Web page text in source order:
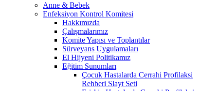
Anne & Bebek
Enfeksiyon Kontrol Komitesi
Hakkımızda
Çalışmalarımız
Komite Yapısı ve Toplantılar
Sürveyans Uygulamaları
El Hijyeni Politikamız
Eğitim Sunumları
Çocuk Hastalarda Cerrahi Profilaksi
Rehberi Slayt Seti